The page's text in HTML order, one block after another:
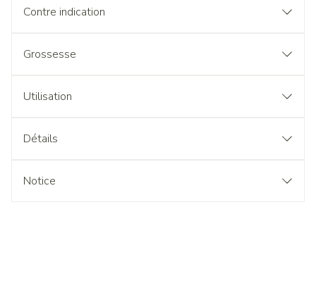
Contre indication
Grossesse
Utilisation
Détails
Notice